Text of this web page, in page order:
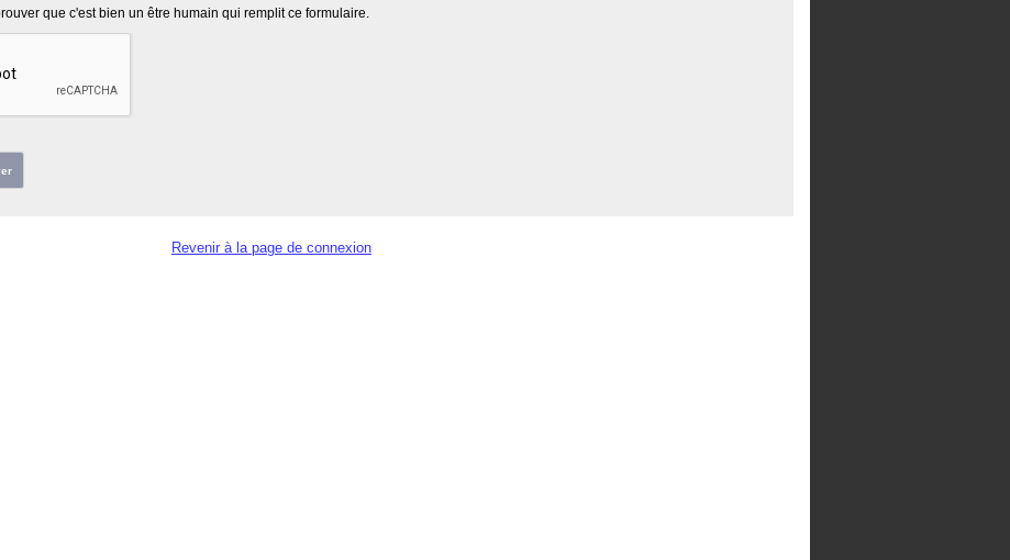
que c'est bien un être humain qui remplit ce formulaire.
Revenir à la page de connexion